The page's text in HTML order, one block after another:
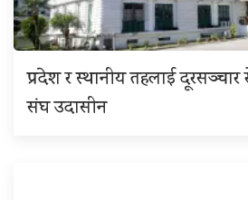
प्रदेश र स्थानीय तहलाई दूरसञ्चार
संघ उदासीन